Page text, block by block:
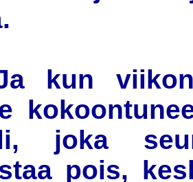
kun
joka
pois,